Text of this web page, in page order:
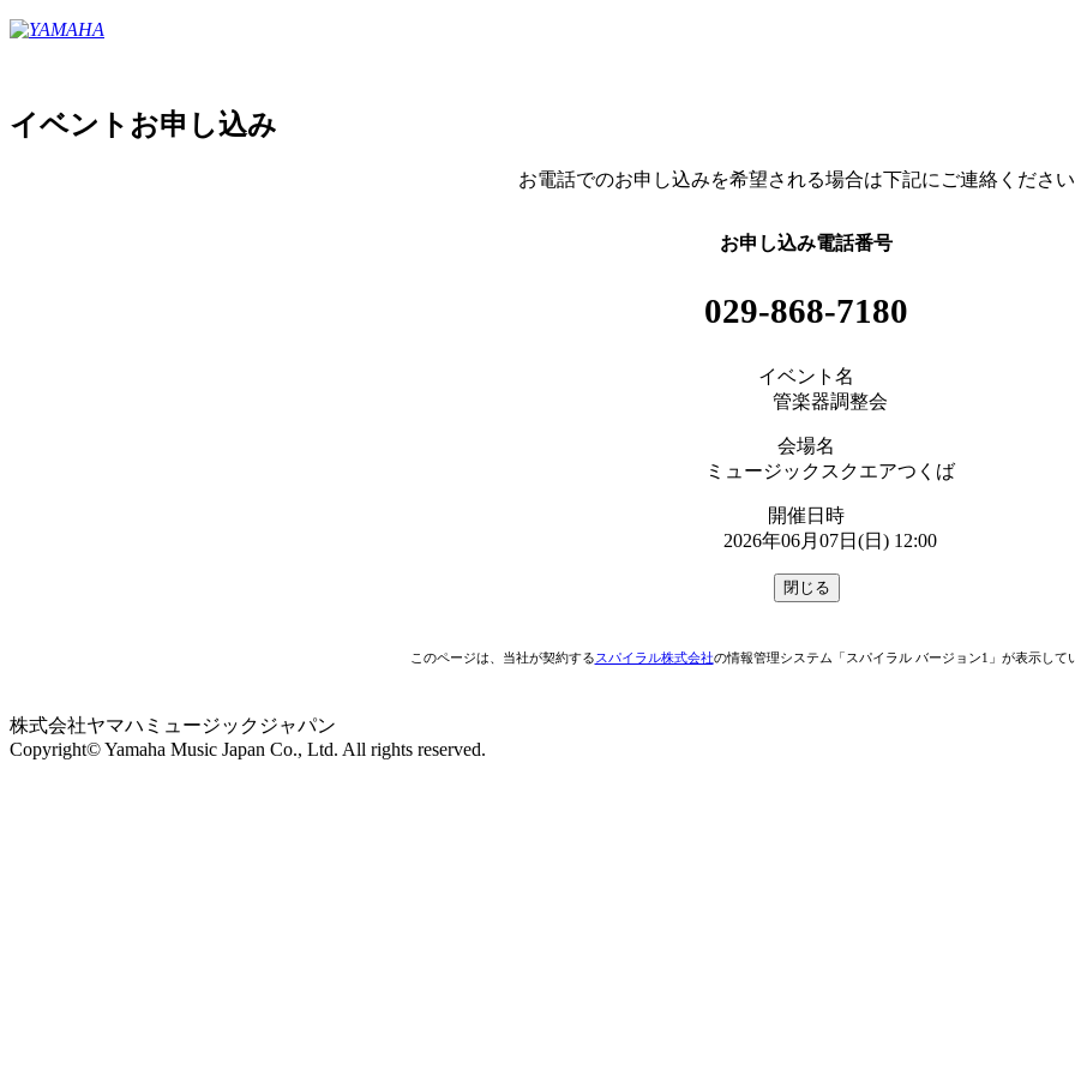
イベントお申し込み
お電話でのお申し込みを希望される場合は下記にご連絡くださ
お申し込み電話番号
029-868-7180
イベント名
管楽器調整会
会場名
ミュージックスクエアつくば
開催日時
2026年06月07日(日) 12:00
このページは、当社が契約するスパイラル株式会社の情報管理システム「スパイラル バージョン1」が表示して
株式会社ヤマハミュージックジャパン
Copyright© Yamaha Music Japan Co., Ltd. All rights reserved.